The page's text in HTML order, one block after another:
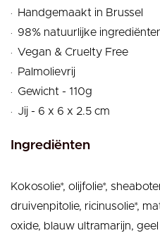
Handgemaakt in Brussel
98% natuurlijke
Vegan & Cruelty Free
Palmolievrij
Gewicht - 110g
Jij - 6 x 6 x 2.5 cm
Ingrediënten
Kokosolie*, olijfolie*,
druivenpitolie, ricinusolie*,
oxide, blauw ultramarijn,